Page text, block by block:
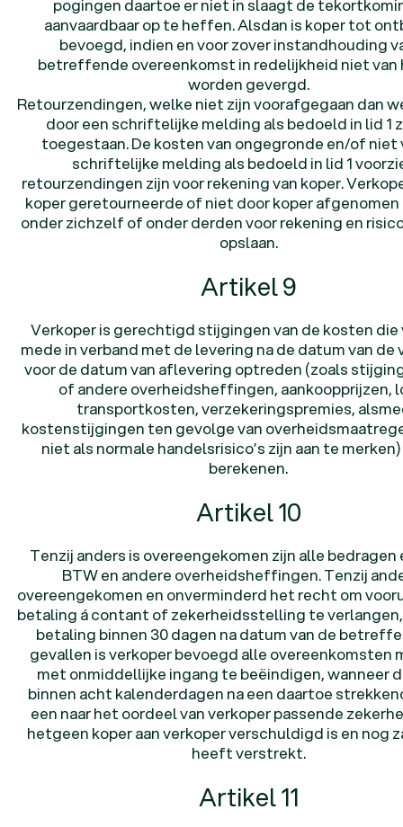
pogingen daartoe er niet in slaagt de
aanvaardbaar op te heffen. Alsdan is koper tot
bevoegd, indien en voor zover instandhouding
betreffende overeenkomst in redelijkheid niet van
worden gevergd.
Retourzendingen, welke niet zijn voorafgegaan dan
door een schriftelijke melding als bedoeld in lid 1
toegestaan. De kosten van ongegronde en/of niet
schriftelijke melding als bedoeld in lid 1
retourzendingen zijn voor rekening van koper.
koper geretourneerde of niet door koper
onder zichzelf of onder derden voor rekening en
opslaan.
Artikel 9
Verkoper is gerechtigd stijgingen van de kosten die
mede in verband met de levering na de datum van de
voor de datum van aflevering optreden (zoals
of andere overheidsheffingen, aankoopprijzen,
transportkosten, verzekeringspremies,
kostenstijgingen ten gevolge van
niet als normale handelsrisico’s zijn aan te
berekenen.
Artikel 10
Tenzij anders is overeengekomen zijn alle
BTW en andere overheidsheffingen. Tenzij
overeengekomen en onverminderd het recht om
betaling á contant of zekerheidsstelling te
betaling binnen 30 dagen na datum van de
gevallen is verkoper bevoegd alle overeenkomsten
met onmiddellijke ingang te beëindigen, wanneer
binnen acht kalenderdagen na een daartoe
een naar het oordeel van verkoper passende
hetgeen koper aan verkoper verschuldigd is en nog
heeft verstrekt.
Artikel 11